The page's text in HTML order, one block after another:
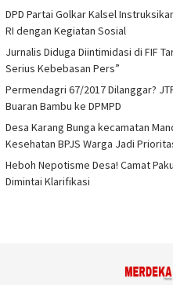
DPD Partai Golkar Kalsel
RI dengan Kegiatan Sosial
Jurnalis Diduga Diintimidasi di FIF
Serius Kebebasan Pers”
Permendagri 67/2017 Dilanggar?
Buaran Bambu ke DPMPD
Desa Karang Bunga kecamatan
Kesehatan BPJS Warga Jadi
Heboh Nepotisme Desa! Camat
Dimintai Klarifikasi